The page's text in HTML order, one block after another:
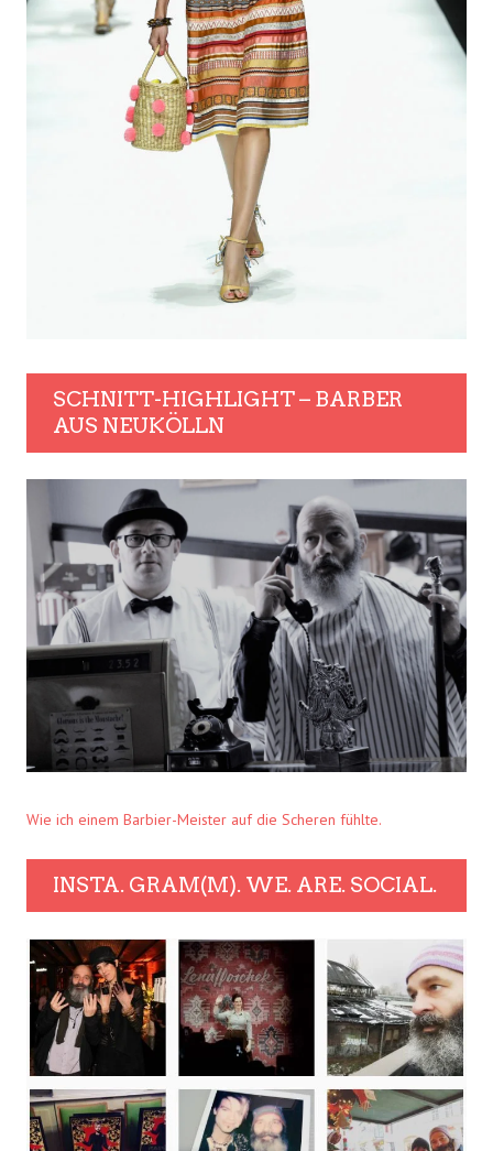
SCHNITT-HIGHLIGHT – BARBER
AUS NEUKÖLLN
Wie ich einem Barbier-Meister auf die Scheren fühlte.
INSTA. GRAM(M). WE. ARE. SOCIAL.